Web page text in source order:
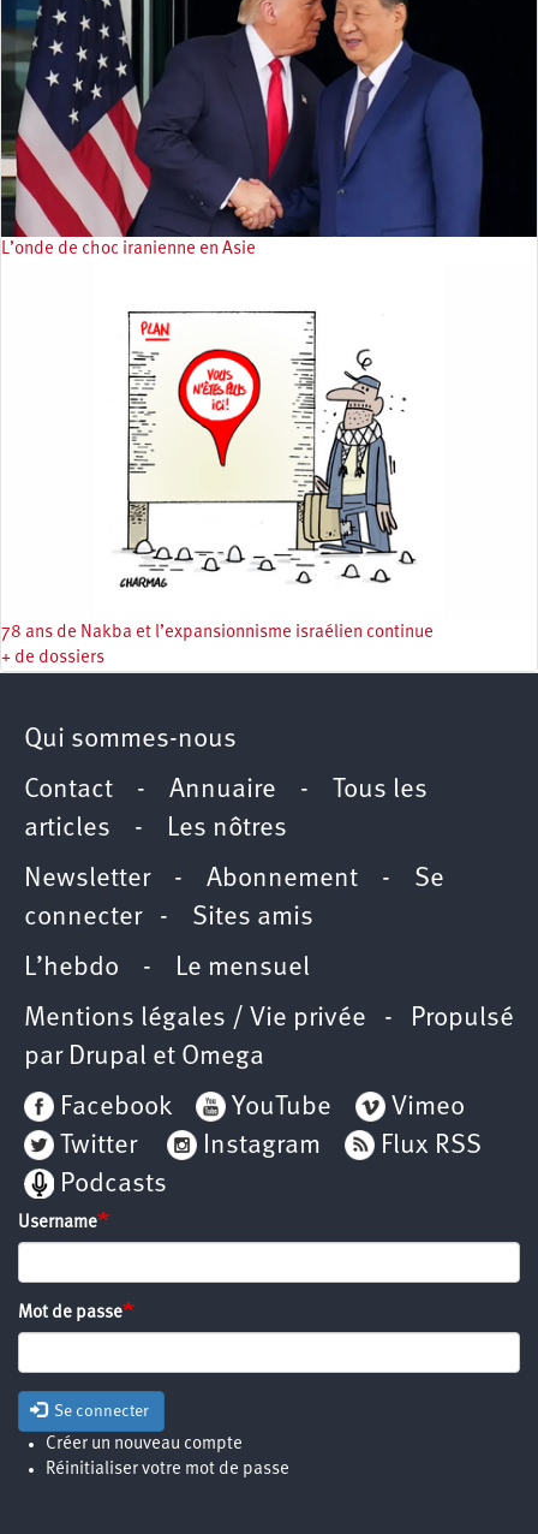
L’onde de choc iranienne en Asie
78 ans de Nakba et l’expansionnisme israélien continue
+ de dossiers
Qui sommes-nous
Contact - Annuaire -
Tous les
articles - Les nôtres
Newsletter- Abonnement - Se
connecter- Sites amis
L’hebdo - Le mensuel
Mentions légales / Vie privée - Propulsé
par Drupal et Omega
Facebook
YouTube
Vimeo
Twitter
Instagram
Flux RSS
Podcasts
Username
Mot de passe
Se connecter
Créer un nouveau compte
Réinitialiser votre mot de passe